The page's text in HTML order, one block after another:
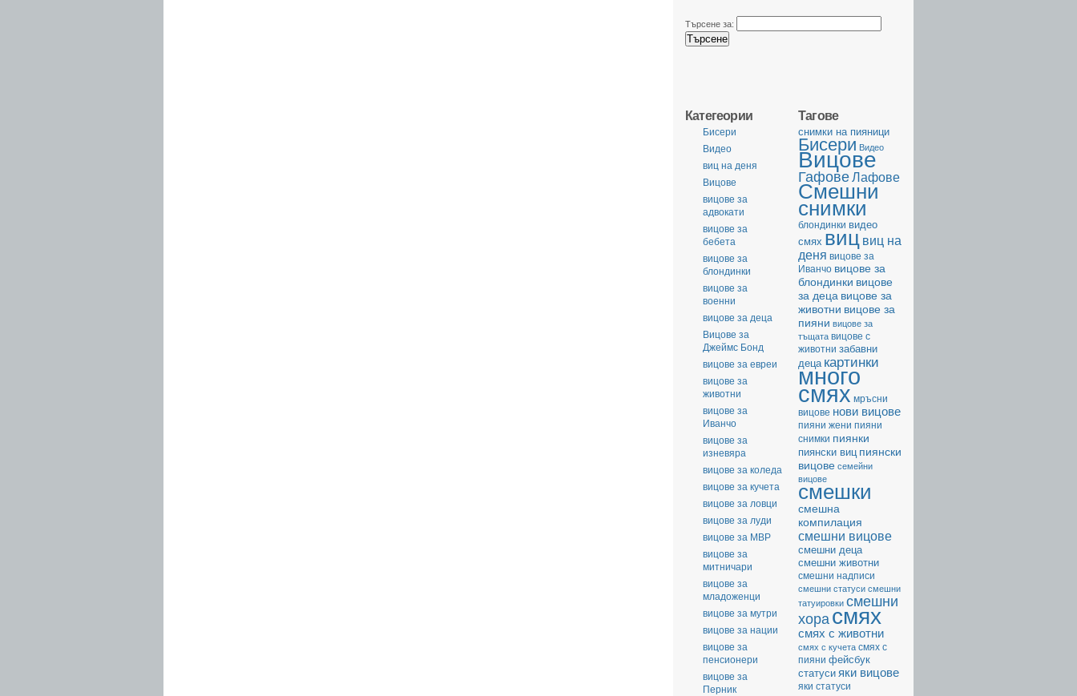
Търсене за:
Тагове
cнимки на пияници
Бисери Видео
Вицове
ГафовеЛафове
Смешни
снимки
блондинки видео
смях виц виц на
деня вицове за
Иванчо вицове за
блондинки вицове
за деца вицове за
животни вицове за
пияни вицове за
тъщата вицове с
животни забавни
деца картинки
много
смях мръсни
вицове нови вицове
пияни жени пияни
снимки пиянки
пиянски виц пиянски
вицове семейни
вицове
смешки
смешна
компилация
смешни вицове
смешни деца
смешни животни
смешни надписи
смешни статуси смешни
татуировки смешни
хора смях
смях с животни
смях с кучета смях с
пияни фейсбук
статуси яки вицове
яки статуси
Категеории
Бисери
Видео
виц на деня
Вицове
вицове за
адвокати
вицове за
бебета
вицове за
блондинки
вицове за
военни
вицове за деца
Вицове за
Джеймс Бонд
вицове за евреи
вицове за
животни
вицове за
Иванчо
вицове за
изневяра
вицове за коледа
вицове за кучета
вицове за ловци
вицове за луди
вицове за МВР
вицове за
митничари
вицове за
младоженци
вицове за мутри
вицове за нации
вицове за
пенсионери
вицове за
Перник